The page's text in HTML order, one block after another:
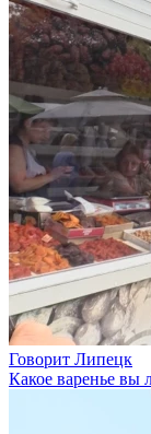
Говорит Липецк
Какое варенье вы